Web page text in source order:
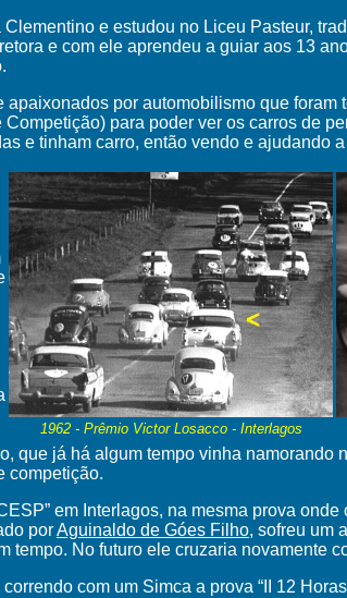
e estudou no Liceu Pasteur,
e com ele aprendeu a guiar aos 13
apaixonados por automobilismo que
para poder ver os carros de
e tinham carro, então vendo e ajudando
1962 - Prêmio Victor Losacco - Interlagos
que já há algum tempo vinha namorando
competição.
em Interlagos, na mesma prova onde
porAguinaldo de Góes Filho, sofreu um
tempo. No futuro ele cruzaria novamente
com um Simca a prova “II 12